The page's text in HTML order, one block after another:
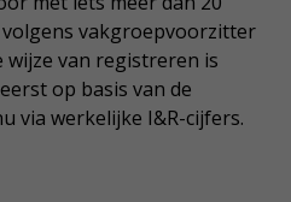
vakgroepvoorzitter
van registreren is
op basis van de
via werkelijke I&R-cijfers.